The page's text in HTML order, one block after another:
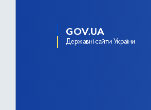
GOV.UA
Державні сайти України